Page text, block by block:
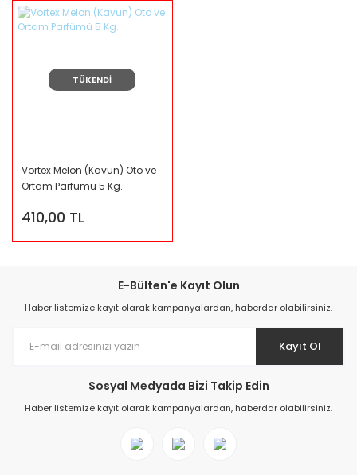
TÜKENDİ
Vortex Melon (Kavun) Oto ve
Ortam Parfümü 5 Kg.
410,00 TL
E-Bülten'e Kayıt Olun
Haber listemize kayıt olarak kampanyalardan, haberdar olabilirsiniz.
Kayıt Ol
Sosyal Medyada Bizi Takip Edin
Haber listemize kayıt olarak kampanyalardan, haberdar olabilirsiniz.